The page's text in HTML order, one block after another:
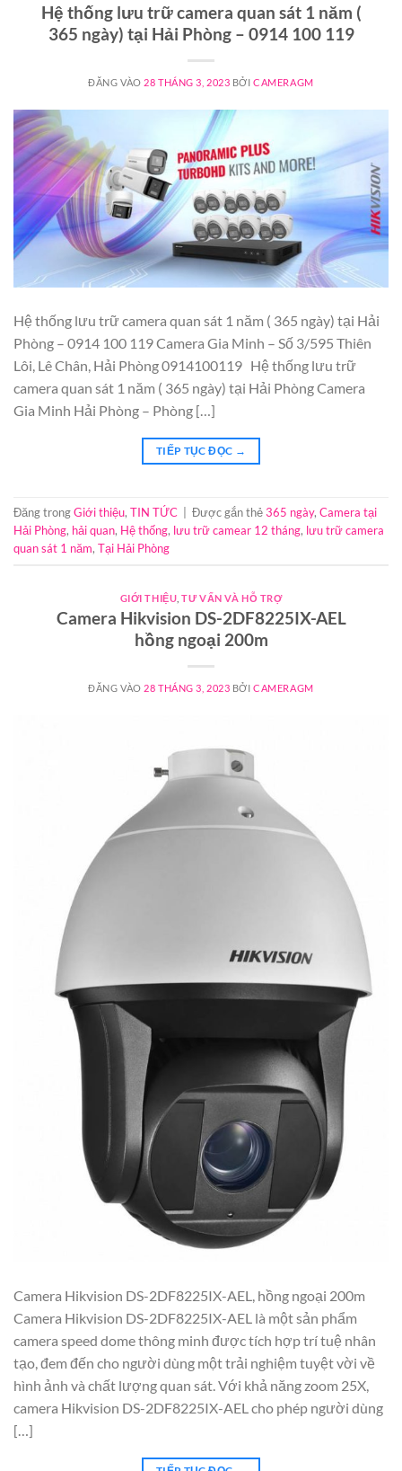
Hệ thống lưu trữ camera quan sát 1 năm (
365 ngày) tại Hải Phòng – 0914 100 119
ĐĂNG VÀO 28 THÁNG 3, 2023 BỞICAMERAGM
Hệ thống lưu trữ camera quan sát 1 năm ( 365 ngày) tại Hải
Phòng – 0914 100 119 Camera Gia Minh – Số 3/595 Thiên
Lôi, Lê Chân, Hải Phòng 0914100119 Hệ thống lưu trữ
camera quan sát 1 năm ( 365 ngày) tại Hải Phòng Camera
Gia Minh Hải Phòng – Phòng […]
TIẾP TỤC ĐỌC →
Đăng trongGiới thiệu, TIN TỨC Được gắn thẻ365 ngày, Camera tại
Hải Phòng, hải quan, Hệ thống, lưu trữ camear 12 tháng, lưu trữ camera
quan sát 1 năm, Tại Hải Phòng
GIỚI THIỆU ,TƯ VẤN VÀ HỖ TRỢ
Camera Hikvision DS-2DF8225IX-AEL
hồng ngoại 200m
ĐĂNG VÀO 28 THÁNG 3, 2023 BỞICAMERAGM
Camera Hikvision DS-2DF8225IX-AEL, hồng ngoại 200m
Camera Hikvision DS-2DF8225IX-AEL là một sản phẩm
camera speed dome thông minh được tích hợp trí tuệ nhân
tạo, đem đến cho người dùng một trải nghiệm tuyệt vời về
hình ảnh và chất lượng quan sát. Với khả năng zoom 25X,
camera Hikvision DS-2DF8225IX-AEL cho phép người dùng
[…]